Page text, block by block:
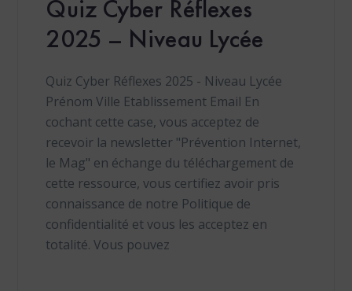
Quiz Cyber Réflexes
2025 – Niveau Lycée
Quiz Cyber Réflexes 2025 - Niveau Lycée
Prénom Ville Etablissement Email En
cochant cette case, vous acceptez de
recevoir la newsletter "Prévention Internet,
le Mag" en échange du téléchargement de
cette ressource, vous certifiez avoir pris
connaissance de notre Politique de
confidentialité et vous les acceptez en
totalité. Vous pouvez